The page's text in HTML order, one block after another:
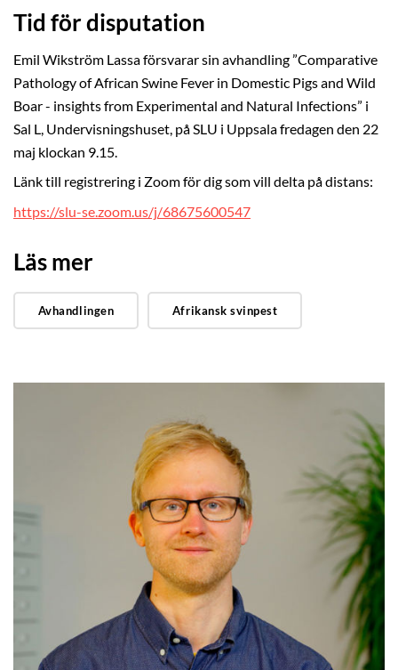
Tid för disputation
Emil Wikström Lassa försvarar sin avhandling ”Comparative
Pathology of African Swine Fever in Domestic Pigs and Wild
Boar - insights from Experimental and Natural Infections” i
Sal L, Undervisningshuset, på SLU i Uppsala fredagen den 22
maj klockan 9.15.
Länk till registrering i Zoom för dig som vill delta på distans:
https://slu-se.zoom.us/j/68675600547
Läs mer
Avhandlingen Afrikansk svinpest